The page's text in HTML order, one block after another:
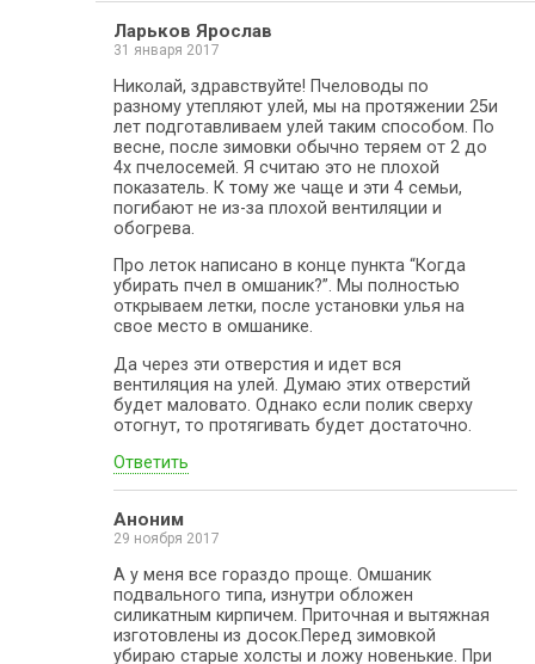
Ларьков Ярослав
31 января 2017
Николай, здравствуйте! Пчеловоды по
разному утепляют улей, мы на протяжении 25и
лет подготавливаем улей таким способом. По
весне, после зимовки обычно теряем от 2 до
4х пчелосемей. Я считаю это не плохой
показатель. К тому же чаще и эти 4 семьи,
погибают не из-за плохой вентиляции и
обогрева.
Про леток написано в конце пункта “Когда
убирать пчел в омшаник?”. Мы полностью
открываем летки, после установки улья на
свое место в омшанике.
Да через эти отверстия и идет вся
вентиляция на улей. Думаю этих отверстий
будет маловато. Однако если полик сверху
отогнут, то протягивать будет достаточно.
Ответить
Аноним
29 ноября 2017
А у меня все гораздо проще. Омшаник
подвального типа, изнутри обложен
силикатным кирпичем. Приточная и вытяжная
изготовлены из досок.Перед зимовкой
убираю старые холсты и ложу новенькие. При